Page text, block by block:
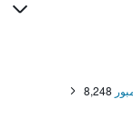
8,248